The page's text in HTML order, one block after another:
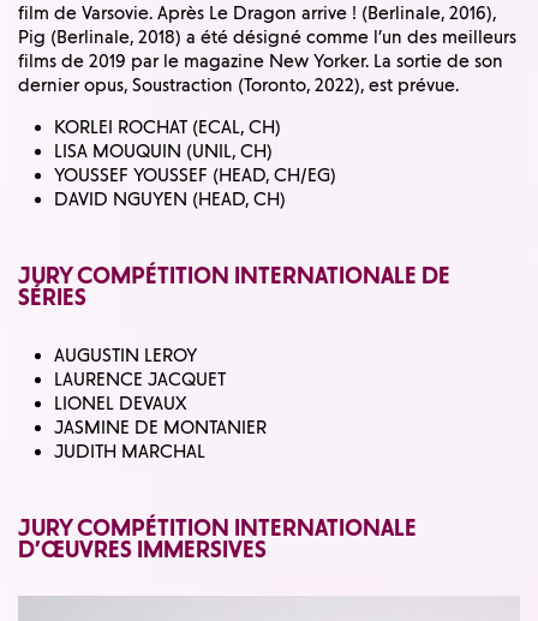
film de Varsovie. Après Le Dragon arrive ! (Berlinale, 2016),
Pig (Berlinale, 2018) a été désigné comme l’un des meilleurs
films de 2019 par le magazine New Yorker. La sortie de son
dernier opus, Soustraction (Toronto, 2022), est prévue.
KORLEI ROCHAT (ECAL, CH)
LISA MOUQUIN (UNIL, CH)
YOUSSEF YOUSSEF (HEAD, CH/EG)
DAVID NGUYEN (HEAD, CH)
JURY COMPÉTITION INTERNATIONALE DE
SÉRIES
AUGUSTIN LEROY
LAURENCE JACQUET
LIONEL DEVAUX
JASMINE DE MONTANIER
JUDITH MARCHAL
JURY COMPÉTITION INTERNATIONALE
D’ŒUVRES IMMERSIVES